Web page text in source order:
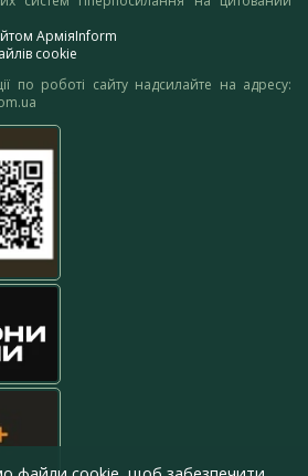
АрміяInform
cookie
по роботі сайту надсилайте на адресу: